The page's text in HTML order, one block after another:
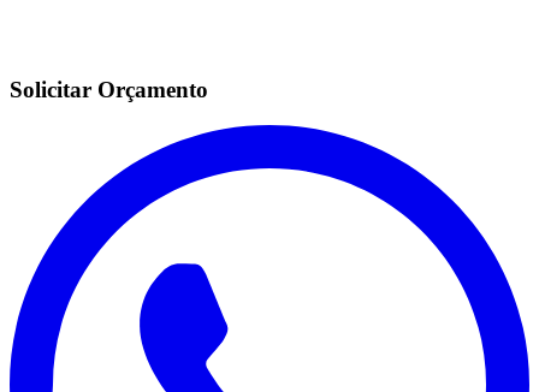
Solicitar Orçamento